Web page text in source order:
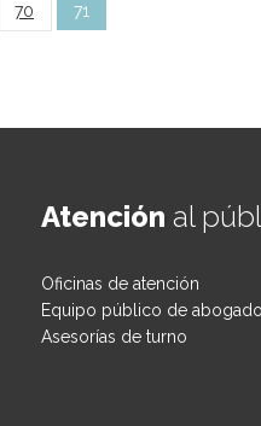
70 71
Atención al
Oficinas de atención
Equipo público de
Asesorías de turno